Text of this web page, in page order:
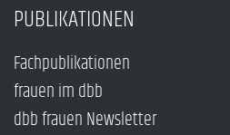
PUBLIKATIONEN
Fachpublikationen
frauen im dbb
dbb frauen Newsletter